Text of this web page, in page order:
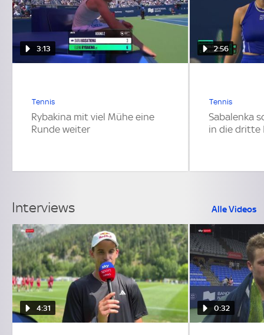
3:13
Tennis
Rybakina mit viel Mühe eine
Runde weiter
2:56
Tennis
Sabalenka
in die dritte
Interviews Alle Videos
4:31 0:32